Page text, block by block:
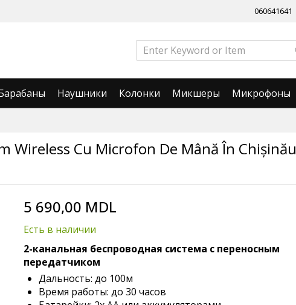
060641641
Наушники Колонки Микшеры Микрофоны
Wireless Cu Microfon De Mână În Chișinău
5 690,00 MDL
Есть в наличии
2-канальная беспроводная система с переносным
передатчиком
Дальность: до 100м
Время работы: до 30 часов